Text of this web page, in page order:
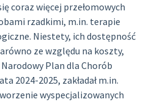
coraz więcej przełomowych
rzadkimi, m.in. terapie
Niestety, ich dostępność
ze względu na koszty,
Plan dla Chorób
2024-2025, zakładał m.in.
wyspecjalizowanych